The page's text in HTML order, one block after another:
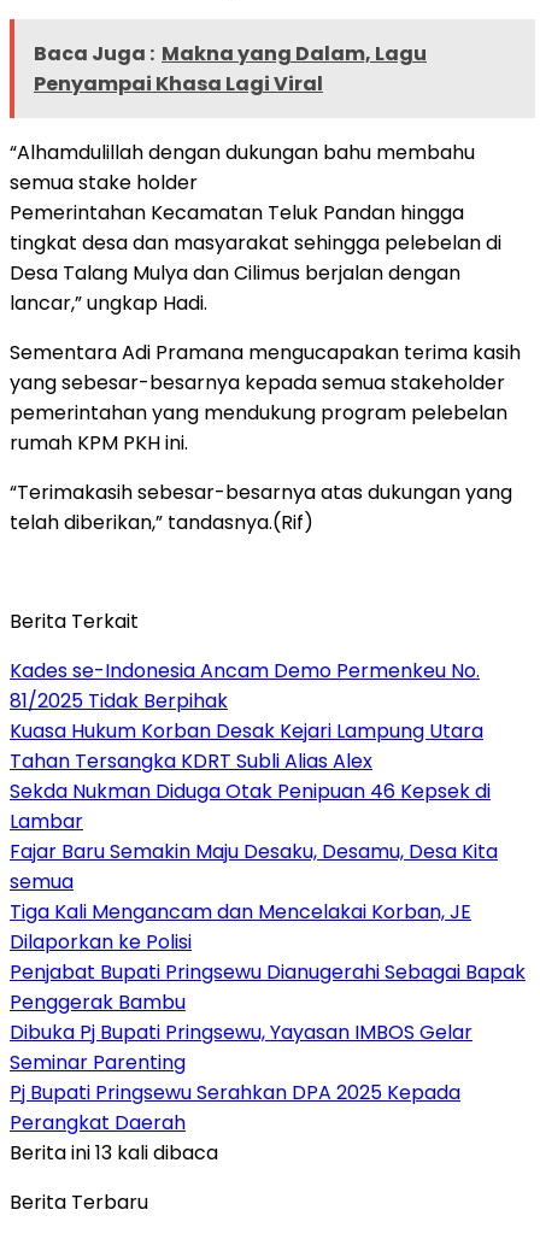
Baca Juga : Makna yang Dalam, Lagu
Penyampai Khasa Lagi Viral
“Alhamdulillah dengan dukungan bahu membahu
semua stake holder
Pemerintahan Kecamatan Teluk Pandan hingga
tingkat desa dan masyarakat sehingga pelebelan di
Desa Talang Mulya dan Cilimus berjalan dengan
lancar,” ungkap Hadi.
Sementara Adi Pramana mengucapakan terima kasih
yang sebesar-besarnya kepada semua stakeholder
pemerintahan yang mendukung program pelebelan
rumah KPM PKH ini.
“Terimakasih sebesar-besarnya atas dukungan yang
telah diberikan,” tandasnya.(Rif)
Berita Terkait
Kades se-Indonesia Ancam Demo Permenkeu No.
81/2025 Tidak Berpihak
Kuasa Hukum Korban Desak Kejari Lampung Utara
Tahan Tersangka KDRT Subli Alias Alex
Sekda Nukman Diduga Otak Penipuan 46 Kepsek di
Lambar
Fajar Baru Semakin Maju Desaku, Desamu, Desa Kita
semua
Tiga Kali Mengancam dan Mencelakai Korban, JE
Dilaporkan ke Polisi
Penjabat Bupati Pringsewu Dianugerahi Sebagai Bapak
Penggerak Bambu
Dibuka Pj Bupati Pringsewu, Yayasan IMBOS Gelar
Seminar Parenting
Pj Bupati Pringsewu Serahkan DPA 2025 Kepada
Perangkat Daerah
Berita ini 13 kali dibaca
Berita Terbaru